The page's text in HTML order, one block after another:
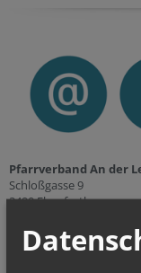
Pfarrverband An der
Schloßgasse 9
2490 Ebenfurth
Pfarrer
Lic. Florin Farcas